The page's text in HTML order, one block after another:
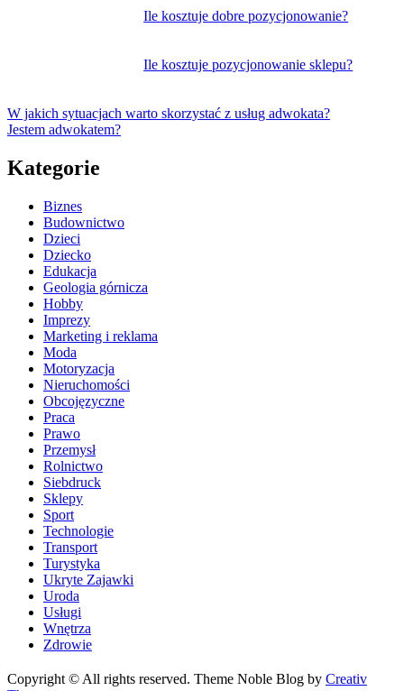
Ile kosztuje dobre pozycjonowanie?
Ile kosztuje pozycjonowanie sklepu?
W jakich sytuacjach warto skorzystać z usług adwokata?
Jestem adwokatem?
Kategorie
Biznes
Budownictwo
Dzieci
Dziecko
Edukacja
Geologia górnicza
Hobby
Imprezy
Marketing i reklama
Moda
Motoryzacja
Nieruchomości
Obcojęzyczne
Praca
Prawo
Przemysł
Rolnictwo
Siebdruck
Sklepy
Sport
Technologie
Transport
Turystyka
Ukryte Zajawki
Uroda
Usługi
Wnętrza
Zdrowie
Copyright © All rights reserved. Theme Noble Blog by Creativ